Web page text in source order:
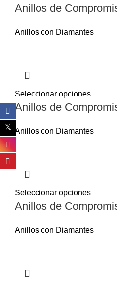
Anillos de
Anillos con Diamantes
Seleccionar opciones
Anillos de
Anillos con Diamantes
Seleccionar opciones
Anillos de
Anillos con Diamantes